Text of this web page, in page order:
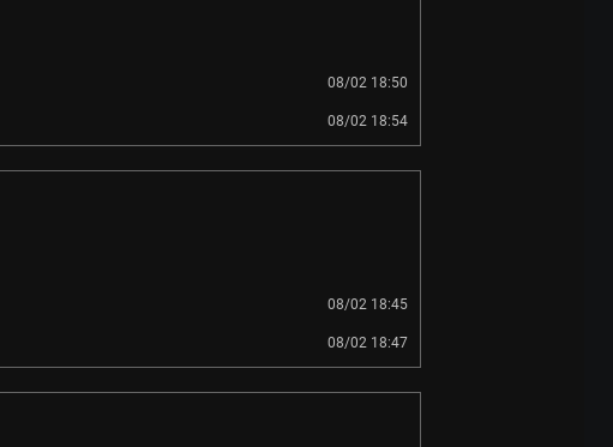
08/02 18:50
08/02 18:54
08/02 18:45
08/02 18:47